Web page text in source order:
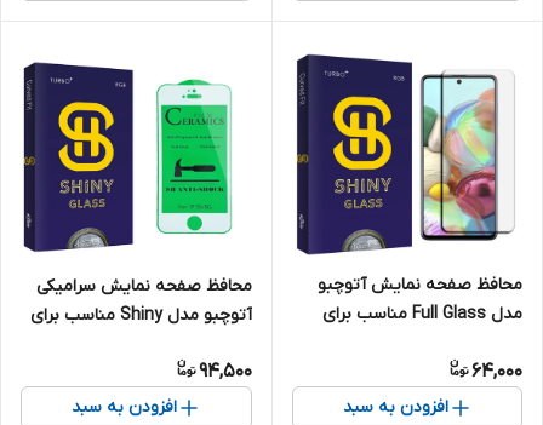
محافظ صفحه نمایش آتوچبو
مدل Full Glass مناسب برای
S21 FE
64,000
افزودن به سبد
محافظ صفحه نمایش سرامیکی
آتوچبو مدل Shiny مناسب برای
94,500
افزودن به سبد